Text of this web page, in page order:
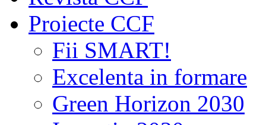
Proiecte CCF
Fii SMART!
Excelenta in formare
Green Horizon 2030